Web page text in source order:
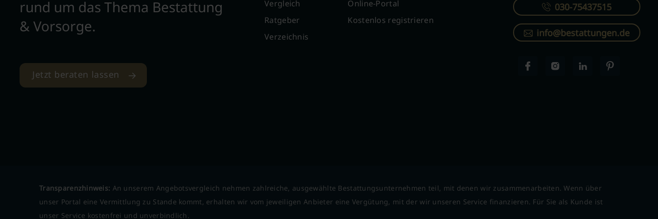
rund um das Thema Bestattung
& Vorsorge.
Jetzt beraten lassen
Vergleich
Ratgeber
Verzeichnis
Online-Portal
Kostenlos registrieren
030-75437515
info@bestattungen.de
Transparenzhinweis: An unserem Angebotsvergleich nehmen zahlreiche, ausgewählte Bestattungsunternehmen teil, mit denen wir zusammenarbeiten. Wenn über
unser Portal eine Vermittlung zu Stande kommt, erhalten wir vom jeweiligen Anbieter eine Vergütung, mit der wir unseren Service finanzieren. Für Sie als Kunde ist
unser Service kostenfrei und unverbindlich.